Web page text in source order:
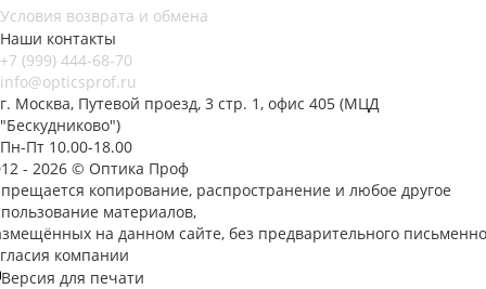
Условия возврата и обмена
Наши контакты
+7 (999) 444-68-70
info@opticsprof.ru
г. Москва, Путевой проезд, 3 стр. 1, офис 405 (МЦД
"Бескудниково")
Пн-Пт 10.00-18.00
- 2026 © Оптика Проф
копирование, распространение и любое другое
материалов,
на данном сайте, без предварительного
компании
Версия для печати